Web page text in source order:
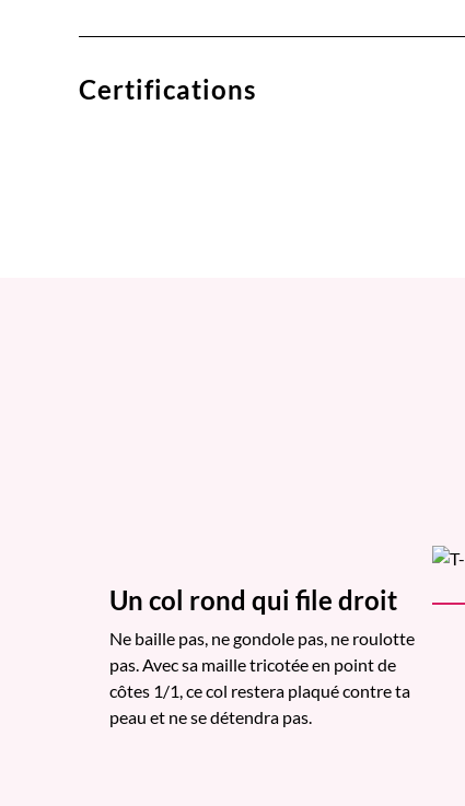
Certifications
Un col rond qui file droit
Ne baille pas, ne gondole pas, ne roulotte
pas. Avec sa maille tricotée en point de
côtes 1/1, ce col restera plaqué contre ta
peau et ne se détendra pas.